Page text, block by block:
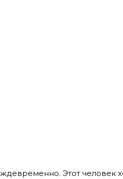
Этот человек